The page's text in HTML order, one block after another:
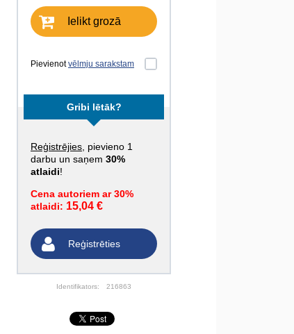
Ielikt grozā
Pievienotvēlmju sarakstam
Gribi lētāk?
Reģistrējies , pievieno 1
darbu un saņem 30%
atlaidi!
Cena autoriem ar 30%
atlaidi: 15,04 €
Reģistrēties
Identifikators: 216863